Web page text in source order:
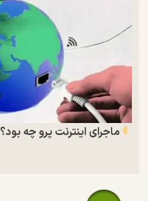
ماجرای اینترنت پرو چه بود؟